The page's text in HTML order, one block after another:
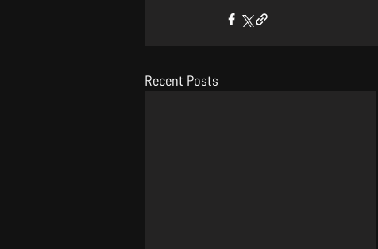
Recent Posts